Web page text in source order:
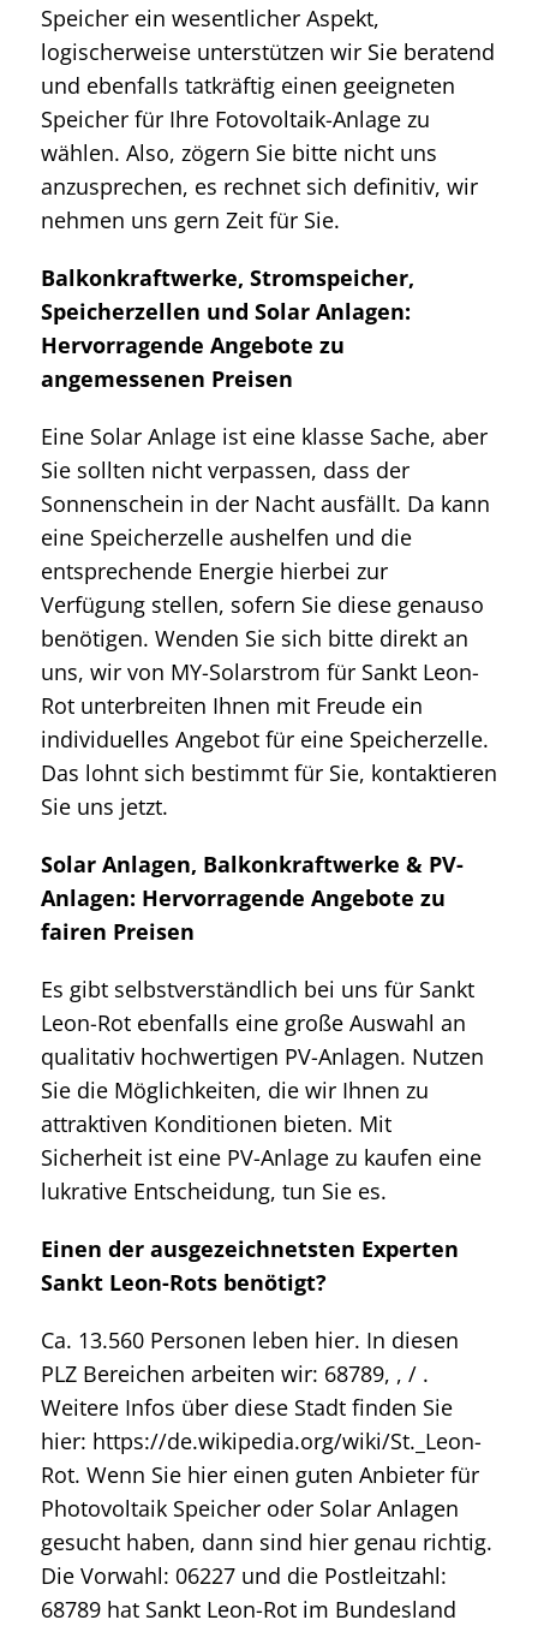
Speicher ein wesentlicher Aspekt,
logischerweise unterstützen wir Sie beratend
und ebenfalls tatkräftig einen geeigneten
Speicher für Ihre Fotovoltaik-Anlage zu
wählen. Also, zögern Sie bitte nicht uns
anzusprechen, es rechnet sich definitiv, wir
nehmen uns gern Zeit für Sie.
Balkonkraftwerke, Stromspeicher,
Speicherzellen und Solar Anlagen:
Hervorragende Angebote zu
angemessenen Preisen
Eine Solar Anlage ist eine klasse Sache, aber
Sie sollten nicht verpassen, dass der
Sonnenschein in der Nacht ausfällt. Da kann
eine Speicherzelle aushelfen und die
entsprechende Energie hierbei zur
Verfügung stellen, sofern Sie diese genauso
benötigen. Wenden Sie sich bitte direkt an
uns, wir von MY-Solarstrom für Sankt Leon-
Rot unterbreiten Ihnen mit Freude ein
individuelles Angebot für eine Speicherzelle.
Das lohnt sich bestimmt für Sie, kontaktieren
Sie uns jetzt.
Solar Anlagen, Balkonkraftwerke & PV-
Anlagen: Hervorragende Angebote zu
fairen Preisen
Es gibt selbstverständlich bei uns für Sankt
Leon-Rot ebenfalls eine große Auswahl an
qualitativ hochwertigen PV-Anlagen. Nutzen
Sie die Möglichkeiten, die wir Ihnen zu
attraktiven Konditionen bieten. Mit
Sicherheit ist eine PV-Anlage zu kaufen eine
lukrative Entscheidung, tun Sie es.
Einen der ausgezeichnetsten Experten
Sankt Leon-Rots benötigt?
Ca. 13.560 Personen leben hier. In diesen
PLZ Bereichen arbeiten wir: 68789, , / .
Weitere Infos über diese Stadt finden Sie
hier: https://de.wikipedia.org/wiki/St._Leon-
Rot. Wenn Sie hier einen guten Anbieter für
Photovoltaik Speicher oder Solar Anlagen
gesucht haben, dann sind hier genau richtig.
Die Vorwahl: 06227 und die Postleitzahl:
68789 hat Sankt Leon-Rot im Bundesland